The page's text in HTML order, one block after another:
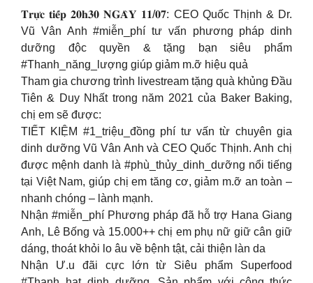
𝐓𝐫𝐮̛̣𝐜 𝐭𝐢𝐞̂́𝐩 𝟐𝟎𝐡𝟑𝟎 𝐍𝐆𝐀̀𝐘 𝟏𝟏/𝟎𝟕: CEO Quốc Thịnh & Dr.
Vũ Vân Anh #miễn_phí tư vấn phương pháp dinh
dưỡng độc quyền & tặng bạn siêu phẩm
#Thanh_năng_lượng giúp giảm m.ỡ hiệu quả
Tham gia chương trình livestream tặng quà khủng Đầu
Tiên & Duy Nhất trong năm 2021 của Baker Baking,
chị em sẽ được:
TIẾT KIỆM #1_triệu_đồng phí tư vấn từ chuyên gia
dinh dưỡng Vũ Vân Anh và CEO Quốc Thịnh. Anh chị
được mệnh danh là #phù_thủy_dinh_dưỡng nổi tiếng
tại Việt Nam, giúp chị em tăng cơ, giảm m.ỡ an toàn –
nhanh chóng – lành mạnh.
Nhận #miễn_phí Phương pháp đã hỗ trợ Hana Giang
Anh, Lê Bống và 15.000++ chị em phụ nữ giữ cân giữ
dáng, thoát khỏi lo âu về bệnh tật, cải thiện làn da
Nhận Ư.u đãi cực lớn từ Siêu phẩm Superfood